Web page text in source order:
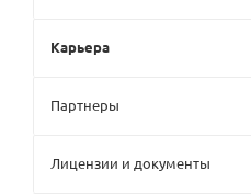
Карьера
Партнеры
Лицензии и документы